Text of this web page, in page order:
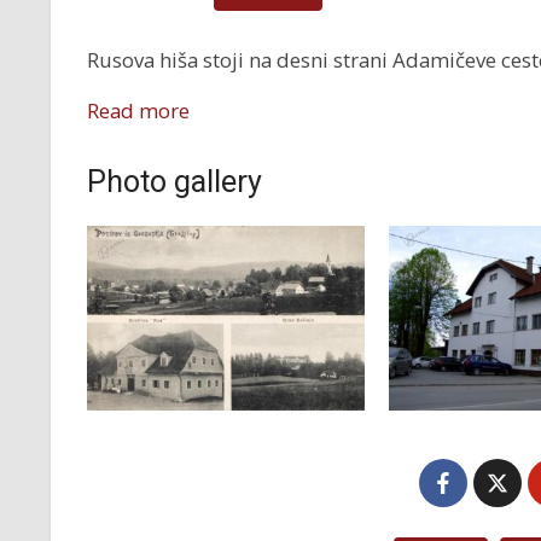
Rusova hiša stoji na desni strani Adamičeve
Read more
Photo gallery